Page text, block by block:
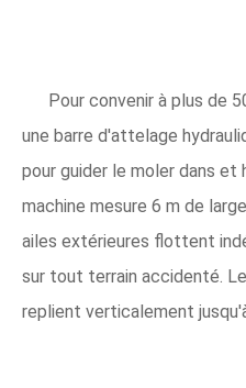
Pour convenir à plus de
une barre d'attelage
pour guider le moler dans et
machine mesure 6 m de
ailes extérieures flottent
sur tout terrain accidenté.
replient verticalement